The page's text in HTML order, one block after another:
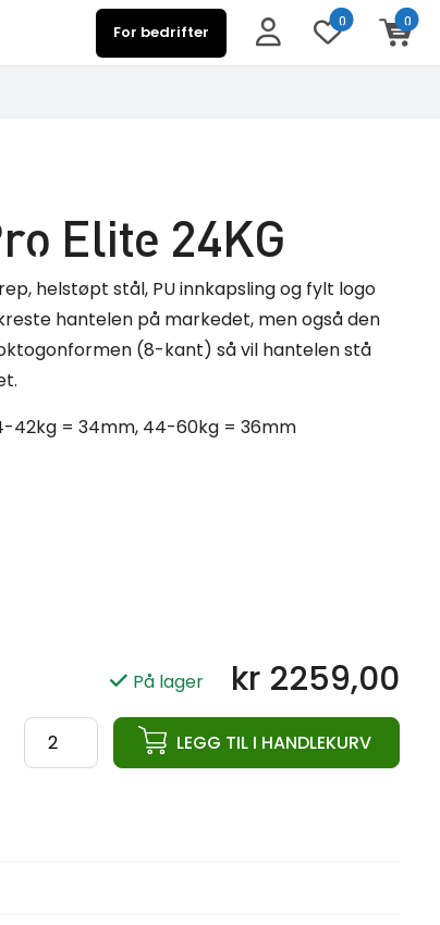
For bedrifter
0 0
Elite 24KG
helstøpt stål, PU innkapsling og fylt logo
hantelen på markedet, men også den
(8-kant) så vil hantelen stå
42kg = 34mm, 44-60kg = 36mm
På lager kr 2259,00
ata
PU
LEGG TIL I HANDLEKURV